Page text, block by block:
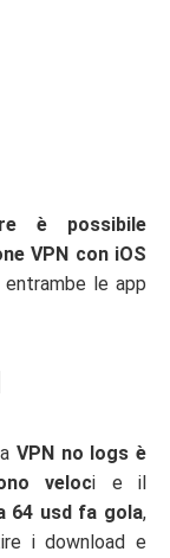
è possibile
VPN con iOS
le app
VPN no logs è
veloci e il
64 usd fa gola,
i download e